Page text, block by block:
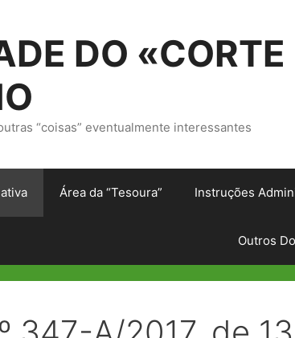
DO
“coisas” eventualmente interessantes
Área da “Tesoura” Instruções
Outros